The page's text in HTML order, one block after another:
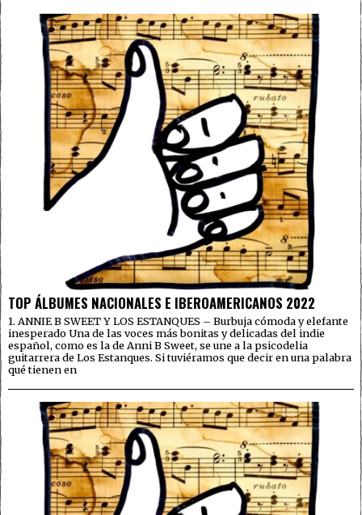
TOP ÁLBUMES NACIONALES E IBEROAMERICANOS 2022
1. ANNIE B SWEET Y LOS ESTANQUES – Burbuja cómoda y elefante
inesperado Una de las voces más bonitas y delicadas del indie
español, como es la de Anni B Sweet, se une a la psicodelia
guitarrera de Los Estanques. Si tuviéramos que decir en una palabra
qué tienen en